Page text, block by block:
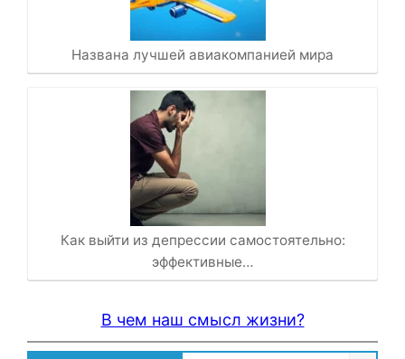
Названа лучшей авиакомпанией мира
Как выйти из депрессии самостоятельно:
эффективные…
В чем наш смысл жизни?